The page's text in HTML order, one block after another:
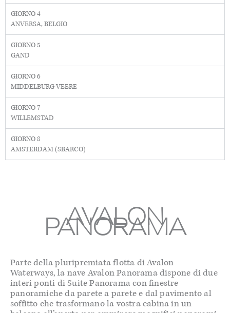
GIORNO 4
ANVERSA, BELGIO
GIORNO 5
GAND
GIORNO 6
MIDDELBURG-VEERE
GIORNO 7
WILLEMSTAD
GIORNO 8
AMSTERDAM (SBARCO)
AVALON
PANORAMA
Parte della pluripremiata flotta di Avalon
Waterways, la nave Avalon Panorama dispone di due
interi ponti di Suite Panorama con finestre
panoramiche da parete a parete e dal pavimento al
soffitto che trasformano la vostra cabina in un